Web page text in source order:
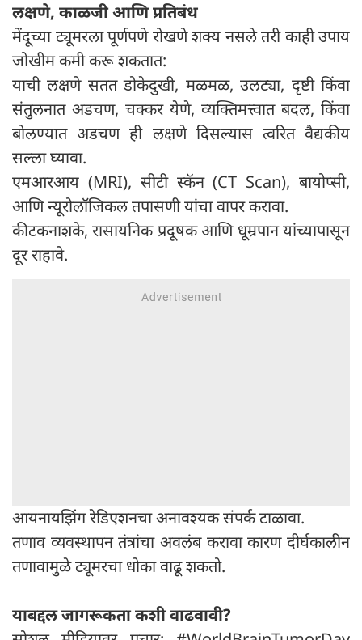
लक्षणे, काळजी आणि प्रतिबंध
मेंदूच्या ट्यूमरला पूर्णपणे रोखणे शक्य नसले तरी काही उपाय
जोखीम कमी करू शकतात:
याची लक्षणे सतत डोकेदुखी, मळमळ, उलट्या, दृष्टी किंवा
संतुलनात अडचण, चक्कर येणे, व्यक्तिमत्त्वात बदल, किंवा
बोलण्यात अडचण ही लक्षणे दिसल्यास त्वरित वैद्यकीय
सल्ला घ्यावा.
एमआरआय (MRI), सीटी स्कॅन (CT Scan), बायोप्सी,
आणि न्यूरोलॉजिकल तपासणी यांचा वापर करावा.
कीटकनाशके, रासायनिक प्रदूषक आणि धूम्रपान यांच्यापासून
दूर राहावे.
आयनायझिंग रेडिएशनचा अनावश्यक संपर्क टाळावा.
तणाव व्यवस्थापन तंत्रांचा अवलंब करावा कारण दीर्घकालीन
तणावामुळे ट्यूमरचा धोका वाढू शकतो.
याबद्दल जागरूकता कशी वाढवावी?